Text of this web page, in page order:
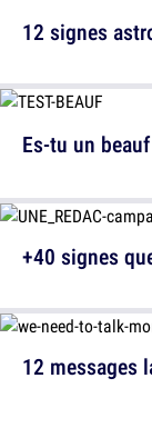
12 signes
12 messages
Es-tu un
+40 signes